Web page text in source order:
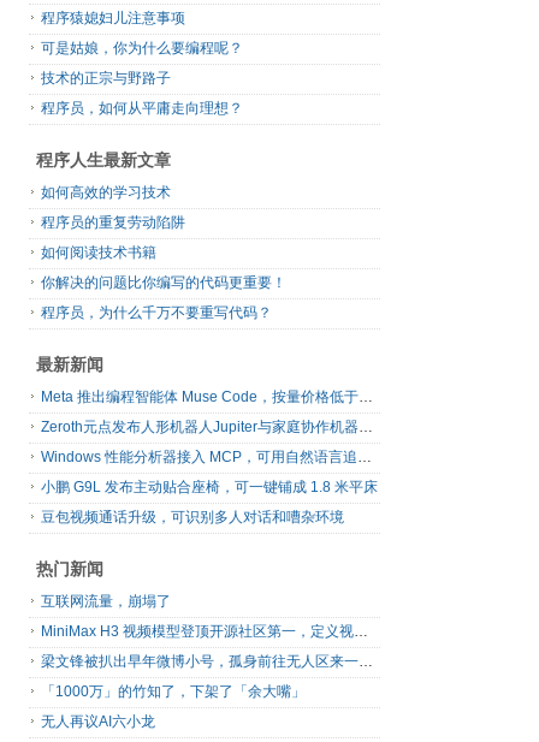
程序猿媳妇儿注意事项
可是姑娘，你为什么要编程呢？
技术的正宗与野路子
程序员，如何从平庸走向理想？
程序人生最新文章
如何高效的学习技术
程序员的重复劳动陷阱
如何阅读技术书籍
你解决的问题比你编写的代码更重要！
程序员，为什么千万不要重写代码？
最新新闻
Meta 推出编程智能体 Muse Code，按量价格低于主流同类工具
Zeroth元点发布人形机器人Jupiter与家庭协作机器人N1
Windows 性能分析器接入 MCP，可用自然语言追查系统卡顿
小鹏 G9L 发布主动贴合座椅，可一键铺成 1.8 米平床
豆包视频通话升级，可识别多人对话和嘈杂环境
热门新闻
互联网流量，崩塌了
MiniMax H3 视频模型登顶开源社区第一，定义视频模型领域“斩杀线”
梁文锋被扒出早年微博小号，孤身前往无人区来一场相当 deep 的 seek 旅行
「1000万」的竹知了，下架了「余大嘴」
无人再议AI六小龙